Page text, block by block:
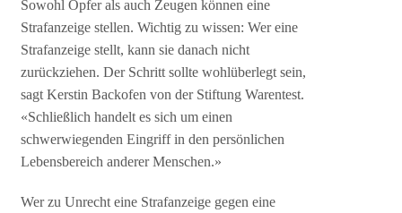
Sowohl Opfer als auch Zeugen können eine
Strafanzeige stellen. Wichtig zu wissen: Wer eine
Strafanzeige stellt, kann sie danach nicht
zurückziehen. Der Schritt sollte wohlüberlegt sein,
sagt Kerstin Backofen von der Stiftung Warentest.
«Schließlich handelt es sich um einen
schwerwiegenden Eingriff in den persönlichen
Lebensbereich anderer Menschen.»
Wer zu Unrecht eine Strafanzeige gegen eine